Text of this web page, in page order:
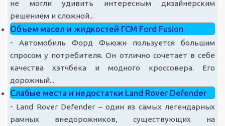
не могли удивить интересным дизайнерским
решением и сложной...
Объем масел и жидкостей ГСМ Ford Fusion
- Автомобиль Форд Фьюжн пользуется большим
спросом у потребителя. Он отлично сочетает в себе
качества хэтчбека и модного кроссовера. Его
дорожный...
Слабые места и недостатки Land Rover Defender
- Land Rover Defender – один из самых легендарных
рамных внедорожников, существующих на